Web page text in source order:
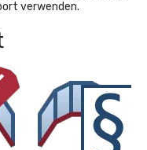
verwenden.